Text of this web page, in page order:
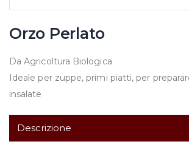
Orzo Perlato
Da Agricoltura Biologica
Ideale per zuppe, primi piatti, per
insalate
Descrizione